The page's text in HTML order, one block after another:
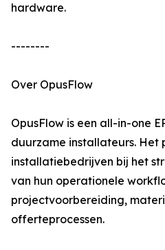
hardware.
--------
Over OpusFlow
OpusFlow is een all-in-one
duurzame installateurs. Het
installatiebedrijven bij het
van hun operationele
projectvoorbereiding,
offerteprocessen.